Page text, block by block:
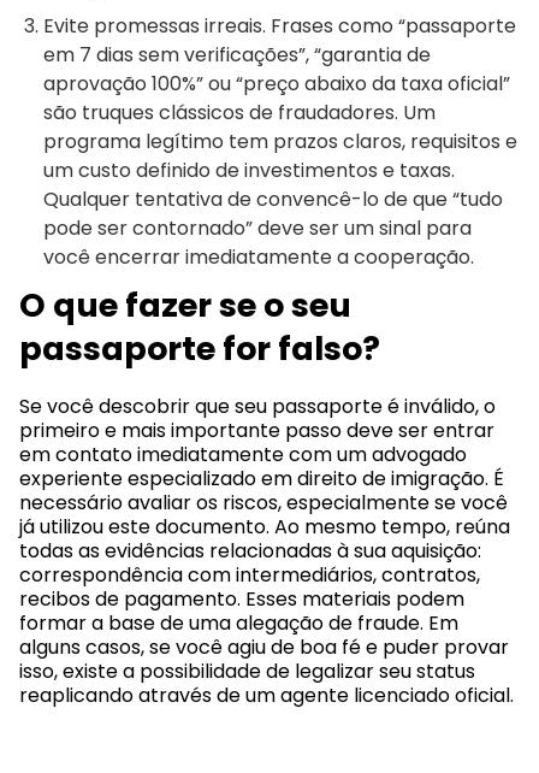
Evite promessas irreais. Frases como “passaporte
em 7 dias sem verificações”, “garantia de
aprovação 100%” ou “preço abaixo da taxa oficial”
são truques clássicos de fraudadores. Um
programa legítimo tem prazos claros, requisitos e
um custo definido de investimentos e taxas.
Qualquer tentativa de convencê-lo de que “tudo
pode ser contornado” deve ser um sinal para
você encerrar imediatamente a cooperação.
O que fazer se o seu
passaporte for falso?
Se você descobrir que seu passaporte é inválido, o
primeiro e mais importante passo deve ser entrar
em contato imediatamente com um advogado
experiente especializado em direito de imigração. É
necessário avaliar os riscos, especialmente se você
já utilizou este documento. Ao mesmo tempo, reúna
todas as evidências relacionadas à sua aquisição:
correspondência com intermediários, contratos,
recibos de pagamento. Esses materiais podem
formar a base de uma alegação de fraude. Em
alguns casos, se você agiu de boa fé e puder provar
isso, existe a possibilidade de legalizar seu status
reaplicando através de um agente licenciado oficial.